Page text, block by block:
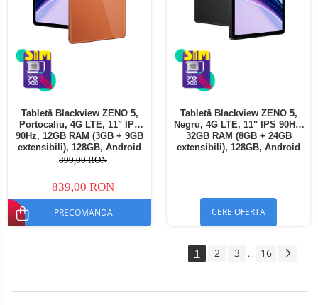
Tabletă Blackview ZENO 5,
Portocaliu, 4G LTE, 11" IPS
90Hz, 12GB RAM (3GB + 9GB
extensibili), 128GB, Android
16, Unisoc T7250, 8300mAh,
SIM
899,00 RON
839,00 RON
PRECOMANDA
Tabletă Blackview ZENO 5,
Negru, 4G LTE, 11" IPS 90Hz,
32GB RAM (8GB + 24GB
extensibili), 128GB, Android
CERE OFERTA
1 2 3 ... 16